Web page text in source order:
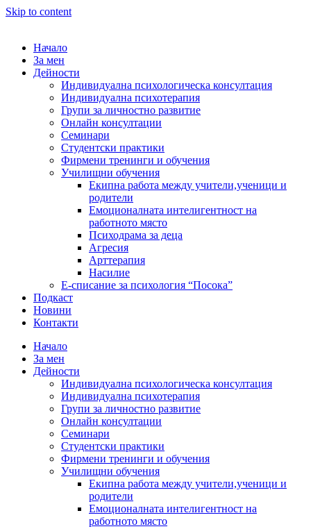
Skip to content
Начало
За мен
Дейности
Индивидуална психологическа консултация
Индивидуална психотерапия
Групи за личностно развитие
Онлайн консултации
Семинари
Студентски практики
Фирмени тренинги и обучения
Училищни обучения
Екипна работа между учители,ученици и
родители
Емоционалната интелигентност на
работното място
Психодрама за деца
Агресия
Арттерапия
Насилие
Е-списание за психология “Посока”
Подкаст
Новини
Контакти
Начало
За мен
Дейности
Индивидуална психологическа консултация
Индивидуална психотерапия
Групи за личностно развитие
Онлайн консултации
Семинари
Студентски практики
Фирмени тренинги и обучения
Училищни обучения
Екипна работа между учители,ученици и
родители
Емоционалната интелигентност на
работното място